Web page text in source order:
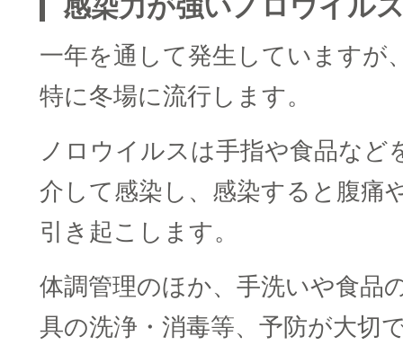
感染力が強いノロウイル
一年を通して発生していますが
特に冬場に流行します。
ノロウイルスは手指や食品など
介して感染し、感染すると腹痛
引き起こします。
体調管理のほか、手洗いや食品
具の洗浄・消毒等、予防が大切